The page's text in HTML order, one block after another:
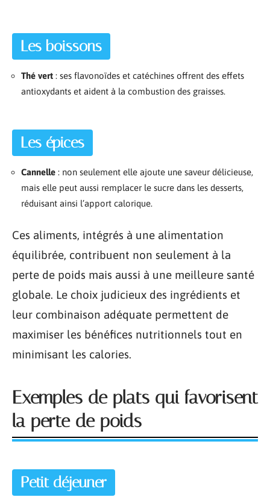
Les boissons
Thé vert : ses flavonoïdes et catéchines offrent des effets
antioxydants et aident à la combustion des graisses.
Les épices
Cannelle : non seulement elle ajoute une saveur délicieuse,
mais elle peut aussi remplacer le sucre dans les desserts,
réduisant ainsi l’apport calorique.
Ces aliments, intégrés à une alimentation
équilibrée, contribuent non seulement à la
perte de poids mais aussi à une meilleure santé
globale. Le choix judicieux des ingrédients et
leur combinaison adéquate permettent de
maximiser les bénéfices nutritionnels tout en
minimisant les calories.
Exemples de plats qui favorisent
la perte de poids
Petit déjeuner